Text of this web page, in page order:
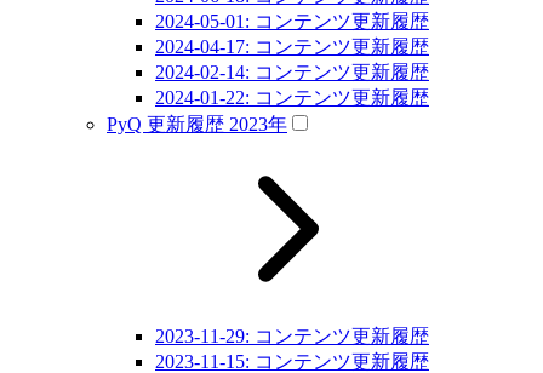
2024-05-01: コンテンツ更新履歴
2024-04-17: コンテンツ更新履歴
2024-02-14: コンテンツ更新履歴
2024-01-22: コンテンツ更新履歴
PyQ 更新履歴 2023年
2023-11-29: コンテンツ更新履歴
2023-11-15: コンテンツ更新履歴